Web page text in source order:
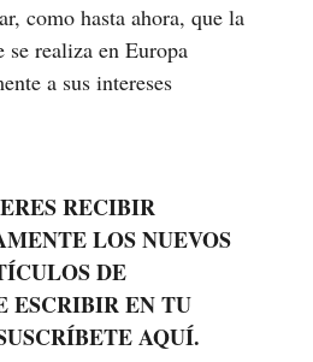
como hasta ahora, que la
realiza en Europa
a sus intereses
RECIBIR
LOS NUEVOS
DE
ESCRIBIR EN TU
AQUÍ.